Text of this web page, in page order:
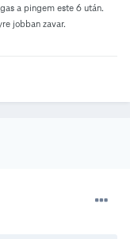
a pingem este 6 után.
jobban zavar.